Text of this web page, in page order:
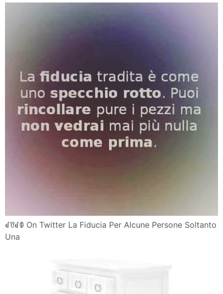
ꀸꀎꀸꂦ On Twitter La Fiducia Per Alcune Persone Soltanto
Una